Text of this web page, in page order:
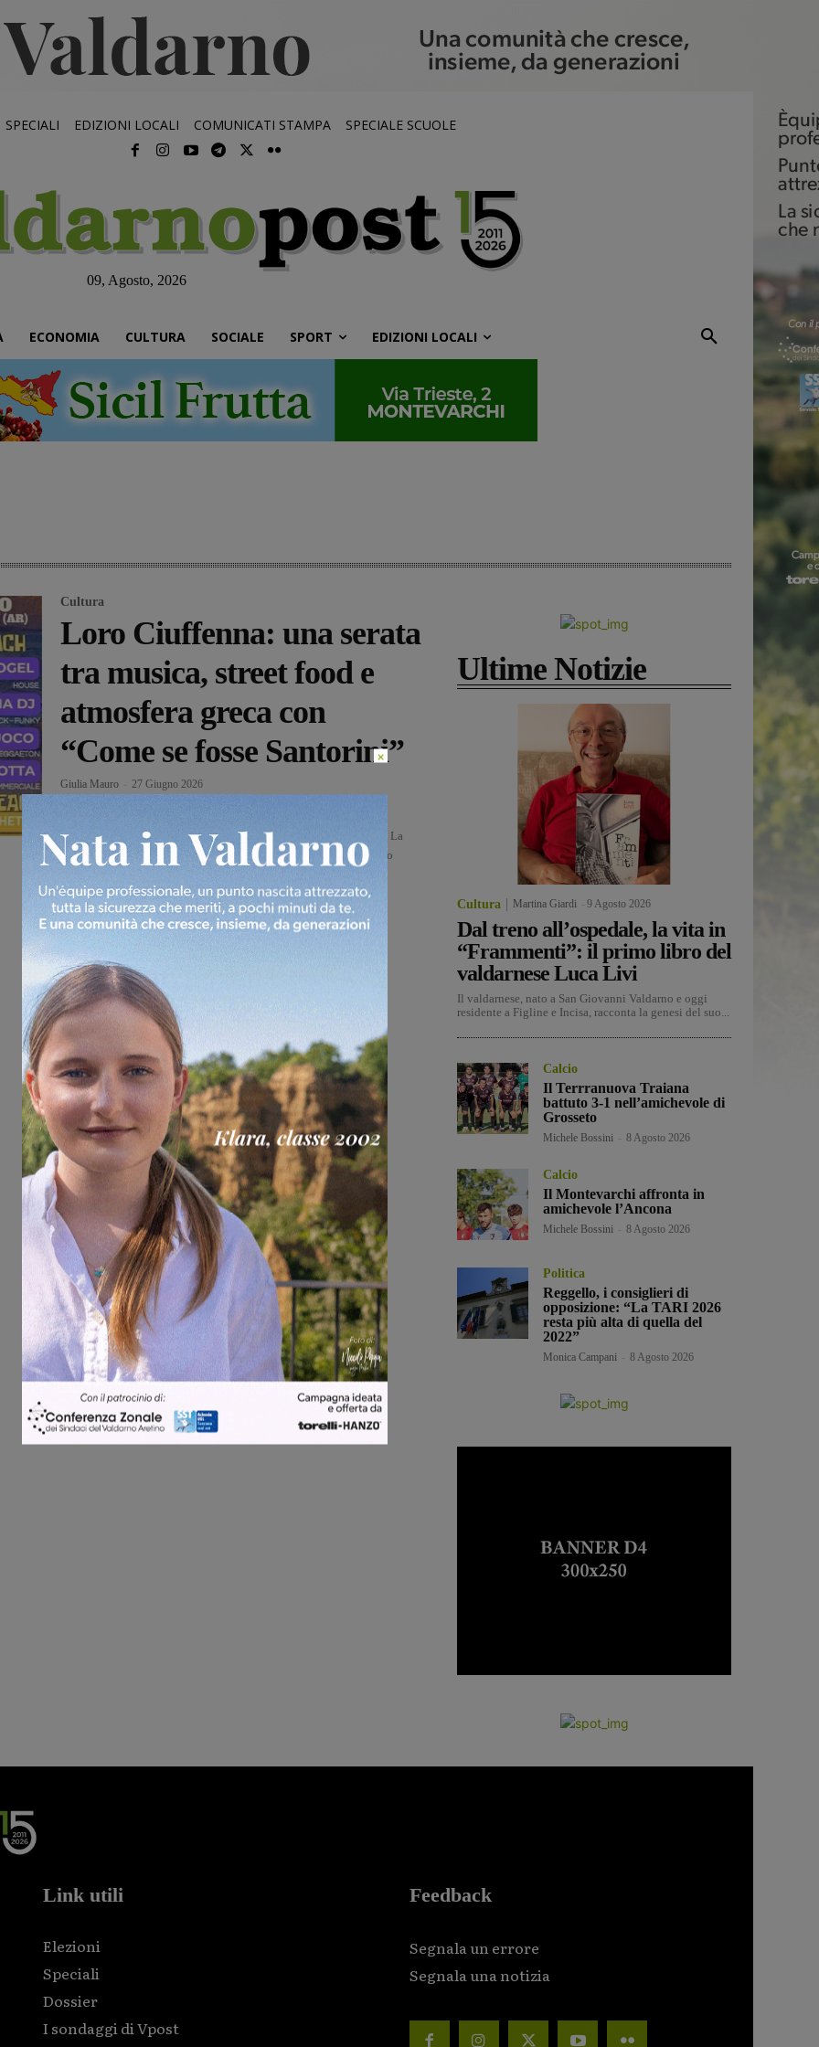
SPECIALI EDIZIONI LOCALI COMUNICATI STAMPA SPECIALE SCUOLE
09, Agosto, 2026
ECONOMIA CULTURA SOCIALE SPORT EDIZIONI LOCALI
Cultura
Loro Ciuffenna: una serata
tra musica, street food e
atmosfera greca con
“Come se fosse Santorini”
Giulia Mauro 27 Giugno 2026
evento a tema che si svolgerà sabato 4 luglio nel centro del paese. La
manifestazione inizierà alle 18:30 con un aperitivo al Caffè del Rio
accompagnato dalla musica...
Ultime Notizie
Cultura Martina Giardi 9 Agosto 2026
Dal treno all’ospedale, la vita in
“Frammenti”: il primo libro del
valdarnese Luca Livi
Il valdarnese, nato a San Giovanni Valdarno e oggi
residente a Figline e Incisa, racconta la genesi del suo...
Calcio
Il Terrranuova Traiana
battuto 3-1 nell’amichevole di
Grosseto
Michele Bossini 8 Agosto 2026
Calcio
Il Montevarchi affronta in
amichevole l’Ancona
Michele Bossini 8 Agosto 2026
Politica
Reggello, i consiglieri di
opposizione: “La TARI 2026
resta più alta di quella del
2022”
Monica Campani 8 Agosto 2026
Link utili
Elezioni
Speciali
Dossier
I sondaggi di Vpost
Feedback
Segnala un errore
Segnala una notizia
×